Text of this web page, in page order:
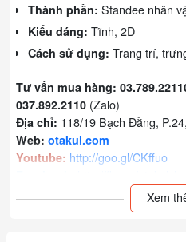
Thành phần: Standee nhân
Kiểu dáng: Tĩnh, 2D
Cách sử dụng: Trang trí,
Tư vấn mua hàng:
037.892.2110 (Zalo)
Địa chỉ: 118/19 Bạch Đằng,
Web: otakul.com
Youtube: http://goo.gl/CKffuo
Xem thêm các sản phẩm khác
Xem